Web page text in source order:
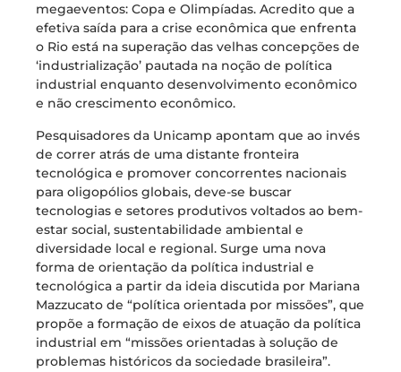
megaeventos: Copa e Olimpíadas. Acredito que a
efetiva saída para a crise econômica que enfrenta
o Rio está na superação das velhas concepções de
‘industrialização’ pautada na noção de política
industrial enquanto desenvolvimento econômico
e não crescimento econômico.
Pesquisadores da Unicamp apontam que ao invés
de correr atrás de uma distante fronteira
tecnológica e promover concorrentes nacionais
para oligopólios globais, deve-se buscar
tecnologias e setores produtivos voltados ao bem-
estar social, sustentabilidade ambiental e
diversidade local e regional. Surge uma nova
forma de orientação da política industrial e
tecnológica a partir da ideia discutida por Mariana
Mazzucato de “política orientada por missões”, que
propõe a formação de eixos de atuação da política
industrial em “missões orientadas à solução de
problemas históricos da sociedade brasileira”.